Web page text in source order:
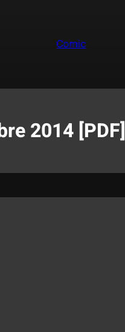
Comic
2014 [PDF]